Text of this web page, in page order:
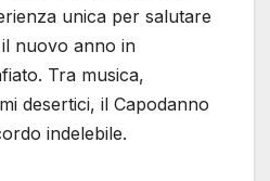
unica per salutare
nuovo anno in
Tra musica,
desertici, il Capodanno
indelebile.